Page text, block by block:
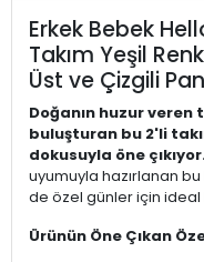
Erkek Bebek
Takım Yeşil
Üst ve Çizgili
Doğanın huzur veren
buluşturan bu 2'li
dokusuyla öne
uyumuyla hazırlanan
de özel günler için ideal
Ürünün Öne Çıkan